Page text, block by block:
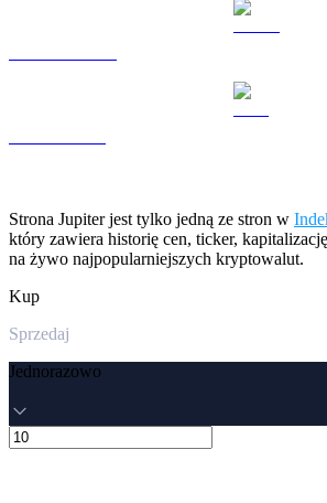
Strona Jupiter jest tylko jedną ze stron w
który zawiera historię cen, ticker,
na żywo najpopularniejszych kryptowalut.
Kup
Sprzedaj
Jednorazowo